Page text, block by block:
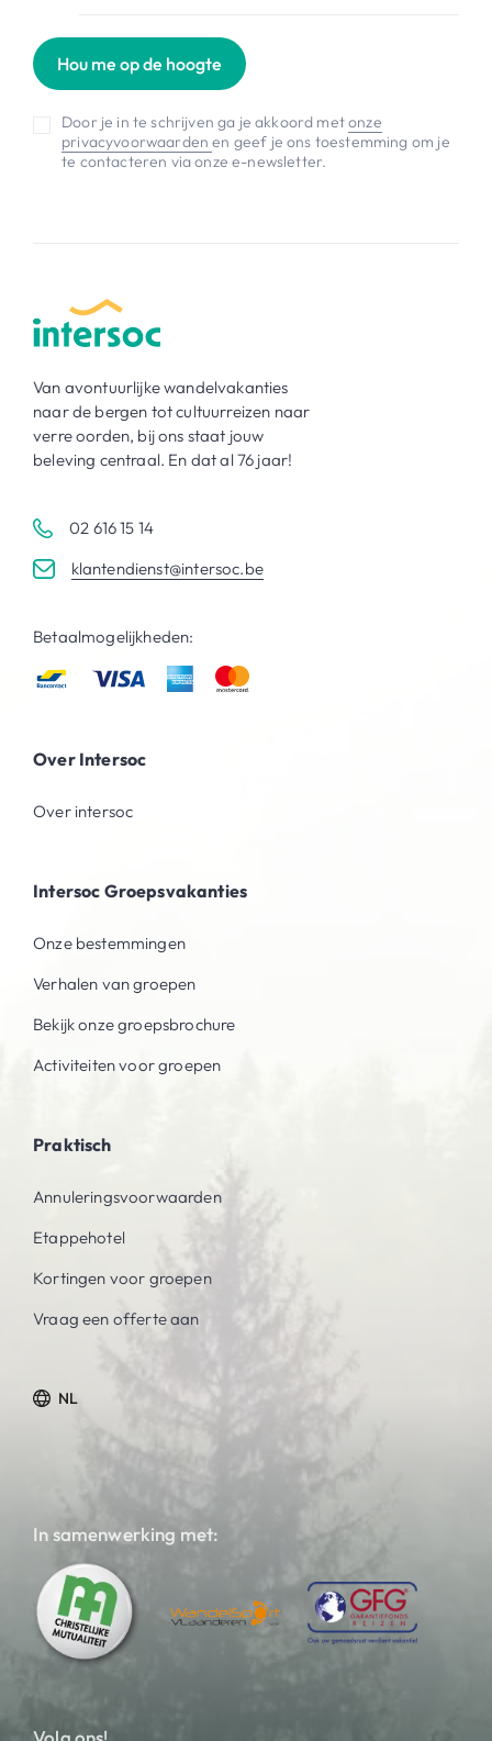
Hou me op de hoogte
Door je in te schrijven ga je akkoord metonze
privacyvoorwaardenen geef je ons toestemming om je
te contacteren via onze e-newsletter.
Van avontuurlijke wandelvakanties
naar de bergen tot cultuurreizen naar
verre oorden, bij ons staat jouw
beleving centraal. En dat al 76 jaar!
02 616 15 14
klantendienst@intersoc.be
Betaalmogelijkheden:
Over Intersoc
Over intersoc
Intersoc Groepsvakanties
Onze bestemmingen
Verhalen van groepen
Bekijk onze groepsbrochure
Activiteiten voor groepen
Praktisch
Annuleringsvoorwaarden
Etappehotel
Kortingen voor groepen
Vraag een offerte aan
NL
In samenwerking met: